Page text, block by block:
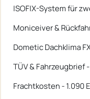
ISOFIX-System für
Moniceiver &
Dometic Dachklima
TÜV & Fahrzeugbrief
Frachtkosten - 1.090